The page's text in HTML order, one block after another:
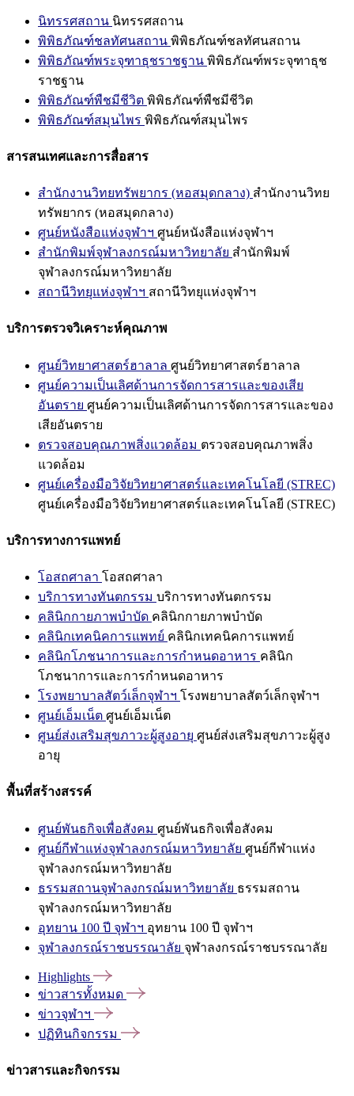
นิทรรศสถาน นิทรรศสถาน
พิพิธภัณฑ์ชลทัศนสถาน พิพิธภัณฑ์ชลทัศนสถาน
พิพิธภัณฑ์พระจุฑาธุชราชฐาน พิพิธภัณฑ์พระจุฑาธุช
ราชฐาน
พิพิธภัณฑ์พืชมีชีวิต พิพิธภัณฑ์พืชมีชีวิต
พิพิธภัณฑ์สมุนไพร พิพิธภัณฑ์สมุนไพร
สารสนเทศและการสื่อสาร
สำนักงานวิทยทรัพยากร (หอสมุดกลาง) สำนักงานวิทย
ทรัพยากร (หอสมุดกลาง)
ศูนย์หนังสือแห่งจุฬาฯ ศูนย์หนังสือแห่งจุฬาฯ
สำนักพิมพ์จุฬาลงกรณ์มหาวิทยาลัย สำนักพิมพ์
จุฬาลงกรณ์มหาวิทยาลัย
สถานีวิทยุแห่งจุฬาฯ สถานีวิทยุแห่งจุฬาฯ
บริการตรวจวิเคราะห์คุณภาพ
ศูนย์วิทยาศาสตร์ฮาลาล ศูนย์วิทยาศาสตร์ฮาลาล
ศูนย์ความเป็นเลิศด้านการจัดการสารและของเสีย
อันตราย ศูนย์ความเป็นเลิศด้านการจัดการสารและของ
เสียอันตราย
ตรวจสอบคุณภาพสิ่งแวดล้อม ตรวจสอบคุณภาพสิ่ง
แวดล้อม
ศูนย์เครื่องมือวิจัยวิทยาศาสตร์และเทคโนโลยี (STREC)
ศูนย์เครื่องมือวิจัยวิทยาศาสตร์และเทคโนโลยี (STREC)
บริการทางการแพทย์
โอสถศาลา โอสถศาลา
บริการทางทันตกรรม บริการทางทันตกรรม
คลินิกกายภาพบำบัด คลินิกกายภาพบำบัด
คลินิกเทคนิคการแพทย์ คลินิกเทคนิคการแพทย์
คลินิกโภชนาการและการกำหนดอาหาร คลินิก
โภชนาการและการกำหนดอาหาร
โรงพยาบาลสัตว์เล็กจุฬาฯ โรงพยาบาลสัตว์เล็กจุฬาฯ
ศูนย์เอ็มเน็ต ศูนย์เอ็มเน็ต
ศูนย์ส่งเสริมสุขภาวะผู้สูงอายุ ศูนย์ส่งเสริมสุขภาวะผู้สูง
อายุ
พื้นที่สร้างสรรค์
ศูนย์พันธกิจเพื่อสังคม ศูนย์พันธกิจเพื่อสังคม
ศูนย์กีฬาแห่งจุฬาลงกรณ์มหาวิทยาลัย ศูนย์กีฬาแห่ง
จุฬาลงกรณ์มหาวิทยาลัย
ธรรมสถานจุฬาลงกรณ์มหาวิทยาลัย ธรรมสถาน
จุฬาลงกรณ์มหาวิทยาลัย
อุทยาน 100 ปี จุฬาฯ อุทยาน 100 ปี จุฬาฯ
จุฬาลงกรณ์ราชบรรณาลัย จุฬาลงกรณ์ราชบรรณาลัย
Highlights
ข่าวสารทั้งหมด
ข่าวจุฬาฯ
ปฏิทินกิจกรรม
ข่าวสารและกิจกรรม